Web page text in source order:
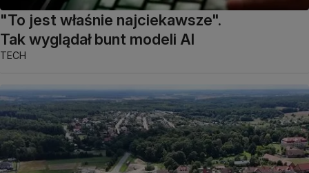
"To jest właśnie najciekawsze".
Tak wyglądał bunt modeli AI
TECH